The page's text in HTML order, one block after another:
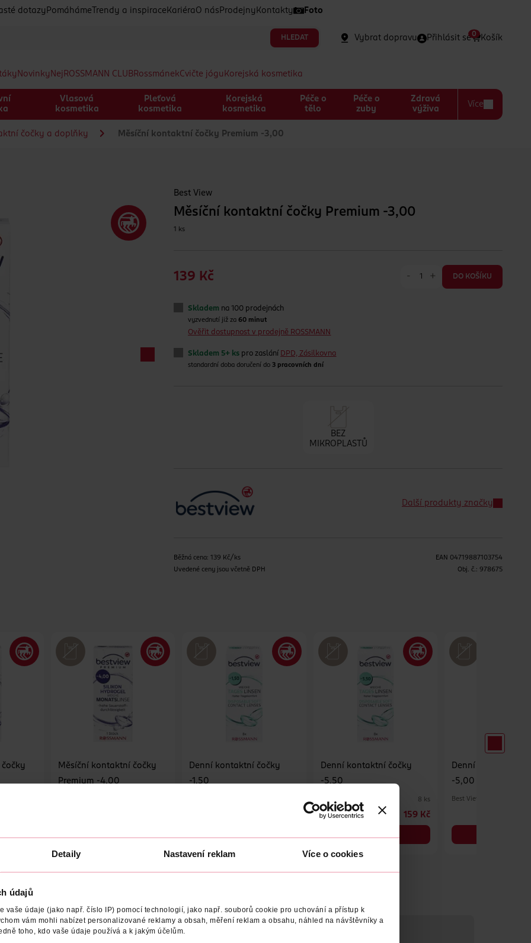
Detaily Nastavení reklam Více o cookies
údajů
vaše údaje (jako např. číslo IP) pomocí technologií, jako např. souborů cookie pro uchování a přístup k
vám mohli nabízet personalizované reklamy a obsah, měření reklam a obsahu, náhled na návštěvníky a
toho, kdo vaše údaje používá a k jakým účelům.
dotazy Pomáháme Trendy a inspirace Kariéra O nás Prodejny Kontakty Foto
HLEDAT Vybrat dopravu Přihlásit se Košík
0
Novinky Nej ROSSMANN CLUBRossmánekCvičte jógu Korejská kosmetika
Vlasová
kosmetika
Pleťová
kosmetika
Korejská
kosmetika
Péče o
tělo
Péče o
zuby
Zdravá
výživa
Více
čočky a doplňky Měsíční kontaktní čočky Premium -3,00
Best View
Měsíční kontaktní čočky Premium -3,00
1 ks
139 Kč - + DO KOŠÍKU
Skladem na 100 prodejnách
vyzvednutí již za60 minut
Ověřit dostupnost v prodejně ROSSMANN
Skladem 5+ ks pro zaslání DPD, Zásilkovna
standardní doba doručení do 3 pracovních dní
BEZ
MIKROPLASTŮ
Další produkty značky
Běžná cena: 139 Kč/ks
Uvedené ceny jsou včetně DPH
EAN 04719887103754
Obj. č.: 978675
Měsíční kontaktní čočky
Premium -4,00
Denní kontaktní čočky
-1,50
Denní kontaktní čočky
-5,50
8 ks
159 Kč
Denní kontaktní
-5,00
Best View
VYROBENO V VÝROBCE/DODAVATEL